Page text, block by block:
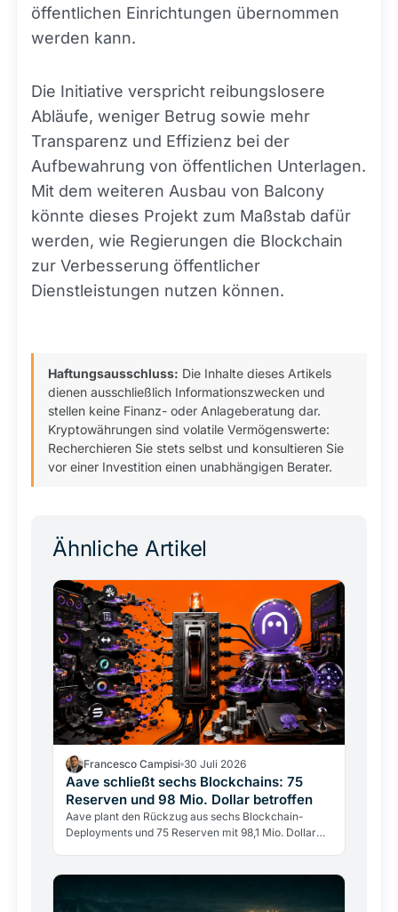
öffentlichen Einrichtungen übernommen
werden kann.
Die Initiative verspricht reibungslosere
Abläufe, weniger Betrug sowie mehr
Transparenz und Effizienz bei der
Aufbewahrung von öffentlichen Unterlagen.
Mit dem weiteren Ausbau von Balcony
könnte dieses Projekt zum Maßstab dafür
werden, wie Regierungen die Blockchain
zur Verbesserung öffentlicher
Dienstleistungen nutzen können.
Haftungsausschluss: Die Inhalte dieses Artikels
dienen ausschließlich Informationszwecken und
stellen keine Finanz- oder Anlageberatung dar.
Kryptowährungen sind volatile Vermögenswerte:
Recherchieren Sie stets selbst und konsultieren Sie
vor einer Investition einen unabhängigen Berater.
Ähnliche Artikel
Francesco Campisi 30 Juli 2026
Aave schließt sechs Blockchains: 75
Reserven und 98 Mio. Dollar betroffen
Aave plant den Rückzug aus sechs Blockchain-
Deployments und 75 Reserven mit 98,1 Mio. Dollar